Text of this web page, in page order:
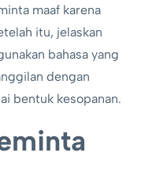
maaf karena
itu, jelaskan
bahasa yang
dengan
bentuk kesopanan.